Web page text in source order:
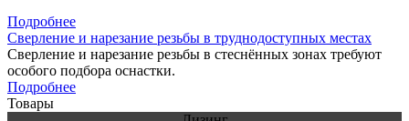
Подробнее
Сверление и нарезание резьбы в труднодоступных местах
Сверление и нарезание резьбы в стеснённых зонах требуют
особого подбора оснастки.
Подробнее
Товары